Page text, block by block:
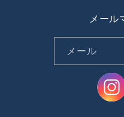
メール
メール